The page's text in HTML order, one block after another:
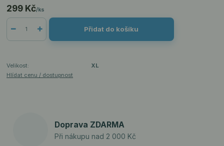
299 Kč/ks
Přidat do košíku
Velikost:
XL
Hlídat cenu / dostupnost
Doprava ZDARMA
Při nákupu nad 2 000 Kč